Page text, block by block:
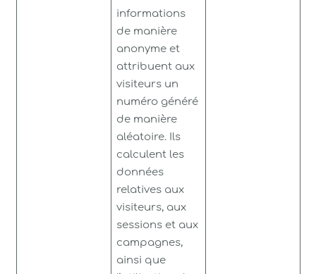
informations
de manière
anonyme et
attribuent aux
visiteurs un
numéro généré
de manière
aléatoire. Ils
calculent les
données
relatives aux
visiteurs, aux
sessions et aux
campagnes,
ainsi que